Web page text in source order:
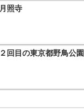
月照寺
２回目の東京都野鳥公園